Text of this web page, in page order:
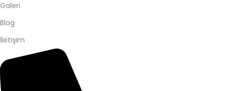
Galeri
Blog
İletişim